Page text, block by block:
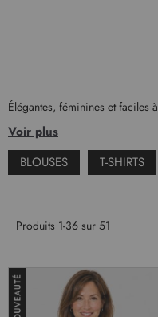
Élégantes, féminines et faciles
Voir plus
BLOUSES
T-SHIRTS
Produits 1-36 sur 51